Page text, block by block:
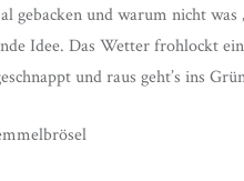
gebacken und warum nicht
Idee. Das Wetter frohlockt
und raus geht’s ins